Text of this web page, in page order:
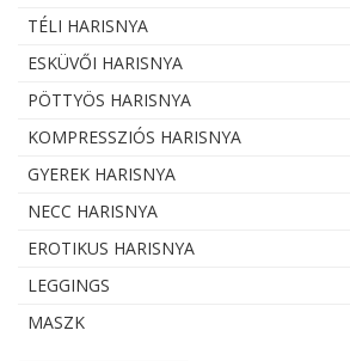
TÉLI HARISNYA
ESKÜVŐI HARISNYA
PÖTTYÖS HARISNYA
KOMPRESSZIÓS HARISNYA
GYEREK HARISNYA
NECC HARISNYA
EROTIKUS HARISNYA
LEGGINGS
MASZK